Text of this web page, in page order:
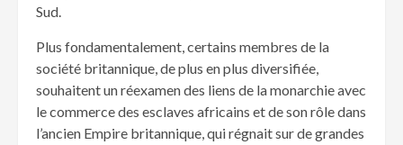
Sud.
Plus fondamentalement, certains membres de la
société britannique, de plus en plus diversifiée,
souhaitent un réexamen des liens de la monarchie avec
le commerce des esclaves africains et de son rôle dans
l’ancien Empire britannique, qui régnait sur de grandes